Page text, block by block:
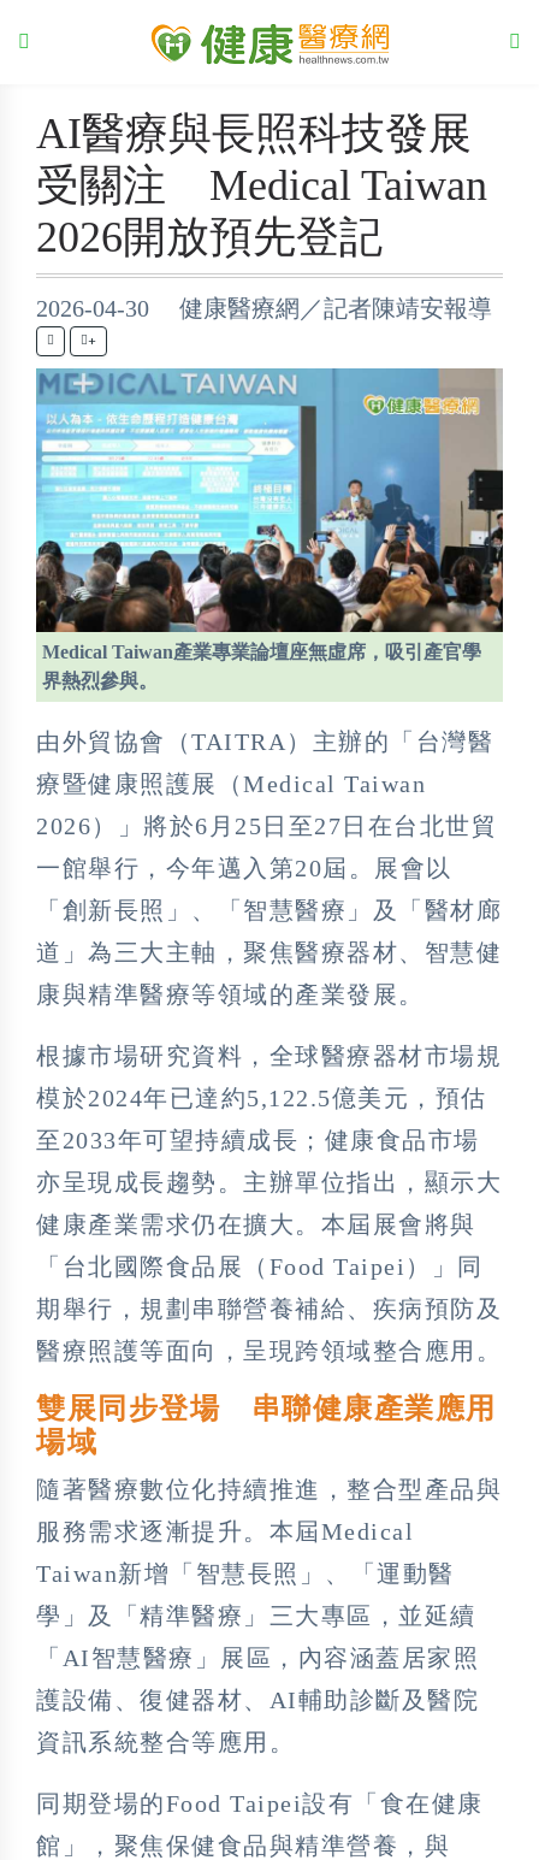
AI醫療與長照科技發展
受關注 Medical Taiwan
2026開放預先登記
2026-04-30 健康醫療網／記者陳靖安報導
+
Medical Taiwan產業專業論壇座無虛席，吸引產官學
界熱烈參與。
由外貿協會（TAITRA）主辦的「台灣醫
療暨健康照護展（Medical Taiwan
2026）」將於6月25日至27日在台北世貿
一館舉行，今年邁入第20屆。展會以
「創新長照」、「智慧醫療」及「醫材廊
道」為三大主軸，聚焦醫療器材、智慧健
康與精準醫療等領域的產業發展。
根據市場研究資料，全球醫療器材市場規
模於2024年已達約5,122.5億美元，預估
至2033年可望持續成長；健康食品市場
亦呈現成長趨勢。主辦單位指出，顯示大
健康產業需求仍在擴大。本屆展會將與
「台北國際食品展（Food Taipei）」同
期舉行，規劃串聯營養補給、疾病預防及
醫療照護等面向，呈現跨領域整合應用。
雙展同步登場 串聯健康產業應用
場域
隨著醫療數位化持續推進，整合型產品與
服務需求逐漸提升。本屆Medical
Taiwan新增「智慧長照」、「運動醫
學」及「精準醫療」三大專區，並延續
「AI智慧醫療」展區，內容涵蓋居家照
護設備、復健器材、AI輔助診斷及醫院
資訊系統整合等應用。
同期登場的Food Taipei設有「食在健康
館」，聚焦保健食品與精準營養，與